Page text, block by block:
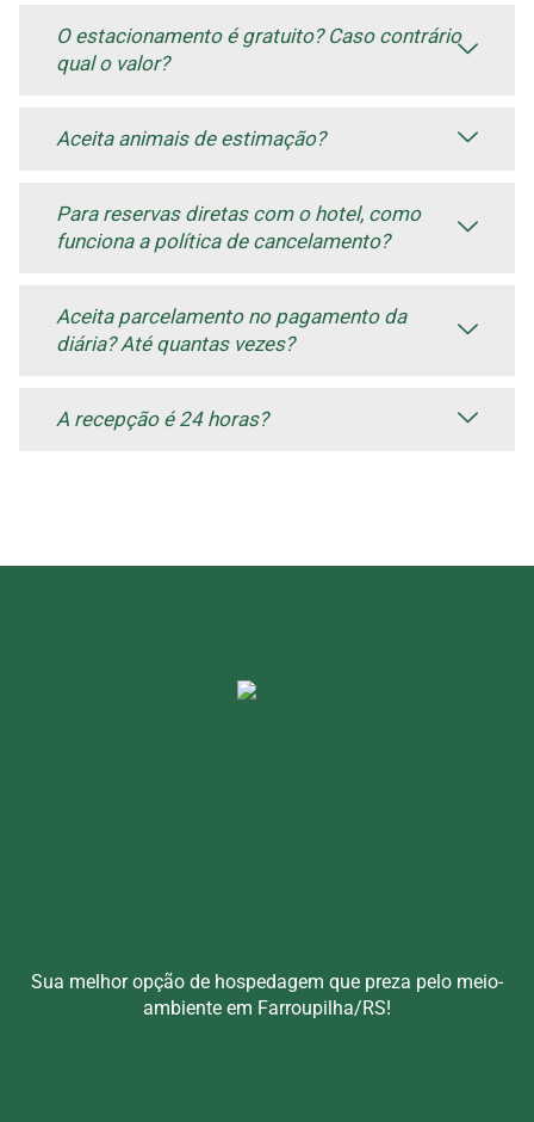
O estacionamento é gratuito? Caso contrário
qual o valor?
Aceita animais de estimação?
Para reservas diretas com o hotel, como
funciona a política de cancelamento?
Aceita parcelamento no pagamento da
diária? Até quantas vezes?
A recepção é 24 horas?
Sua melhor opção de hospedagem que preza pelo meio-
ambiente em Farroupilha/RS!